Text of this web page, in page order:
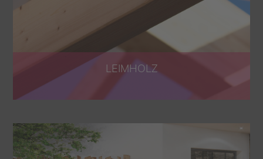
LEIMHOLZ